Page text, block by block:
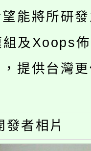
，桃園電
運動會8/
池舉行。
戶享有免
低收入戶
情可洽有
及科技中
習
及科技中
案入校路
能將所研
及Xoops
提供台灣
發者相片